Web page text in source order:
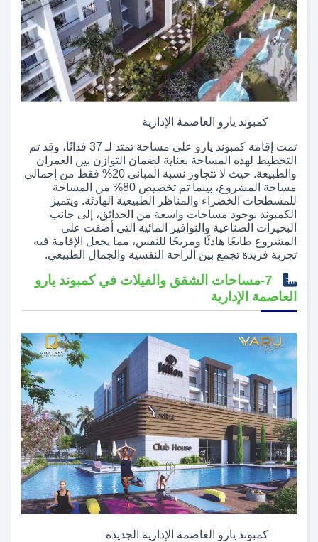
كمبوند يارو العاصمة الإدارية
تمت إقامة كمبوند يارو على مساحة تمتد لـ 37 فدانًا، وقد تم
التخطيط لهذه المساحة بعناية لضمان التوازن بين العمران
والطبيعة. حيث لا تتجاوز نسبة المباني 20% فقط من إجمالي
مساحة المشروع، بينما تم تخصيص 80% من المساحة
للمسطحات الخضراء والمناظر الطبيعية الهادئة. ويتميز
الكمبوند بوجود مساحات واسعة من الحدائق، إلى جانب
البحيرات الصناعية والنوافير المائية التي أضفت على
المشروع طابعًا هادئًا ومريحًا للنفس، مما يجعل الإقامة فيه
تجربة فريدة تجمع بين الراحة النفسية والجمال الطبيعي.
7-مساحات الشقق والفيلات في كمبوند يارو
العاصمة الإدارية
كمبوند يارو العاصمة الإدارية الجديدة